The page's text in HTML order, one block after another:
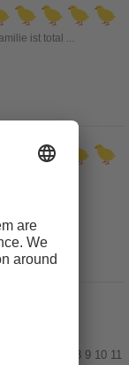
ist total ...
herzliche
8 9 10 11